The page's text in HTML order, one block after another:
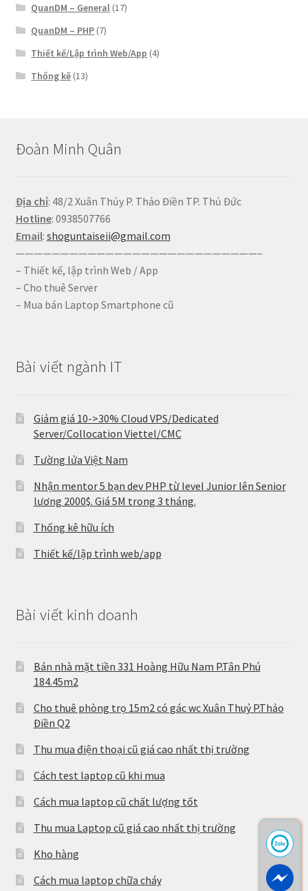
QuanDM – General (17)
QuanDM – PHP (7)
Thiết kế/Lập trình Web/App (4)
Thống kê (13)
Đoàn Minh Quân
Địa chỉ: 48/2 Xuân Thủy P. Thảo Điền TP. Thủ Đức
Hotline: 0938507766
Email: shoguntaiseii@gmail.com
———————————————————————————–
– Thiết kế, lập trình Web / App
– Cho thuê Server
– Mua bán Laptop Smartphone cũ
Bài viết ngành IT
Giảm giá 10->30% Cloud VPS/Dedicated
Server/Collocation Viettel/CMC
Tường lửa Việt Nam
Nhận mentor 5 bạn dev PHP từ level Junior lên Senior
lương 2000$. Giá 5M trong 3 tháng.
Thống kê hữu ích
Thiết kế/lập trình web/app
Bài viết kinh doanh
Bán nhà mặt tiền 331 Hoàng Hữu Nam P.Tân Phú
184.45m2
Cho thuê phòng trọ 15m2 có gác wc Xuân Thuỷ P.Thảo
Điền Q2
Thu mua điện thoại cũ giá cao nhất thị trường
Cách test laptop cũ khi mua
Cách mua laptop cũ chất lượng tốt
Thu mua Laptop cũ giá cao nhất thị trường
Kho hàng
Cách mua laptop chữa cháy